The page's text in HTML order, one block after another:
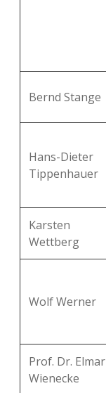
Bernd Stange
Hans-Dieter
Tippenhauer
Karsten
Wettberg
Wolf Werner
Prof. Dr. Elmar
Wienecke